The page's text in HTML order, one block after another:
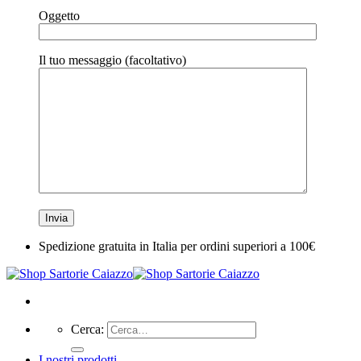
Oggetto
Il tuo messaggio (facoltativo)
Spedizione gratuita in Italia per ordini superiori a 100€
Cerca: